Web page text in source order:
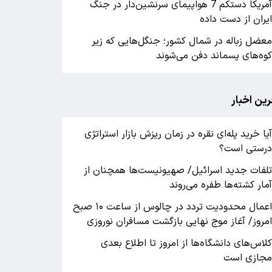
آمریکا دستکم 7 هواپیمای سرنشین‌دار در جنگ
ایران از دست داده
معضل زباله در شمال کشور؛ جنگل‌هایی که زیر
کوه‌های پسماند دفن می‌شوند
اخبار
آیا خرید پله‌ای نقره در زمان ریزش بازار استراتژی
درستی است؟
تلفات جدید اسرائیل/ صهیونیست‌ها همچنان از
آمار کشته‌ها طفره می‌روند
اعمال محدودیت تردد در چالوس از ساعت ۱۰ صبح
امروز/ آغاز موج نهایی بازگشت مسافران نوروزی
کلاس‌های دانشگاه‌ها از امروز تا اطلاع بعدی
مجازی است